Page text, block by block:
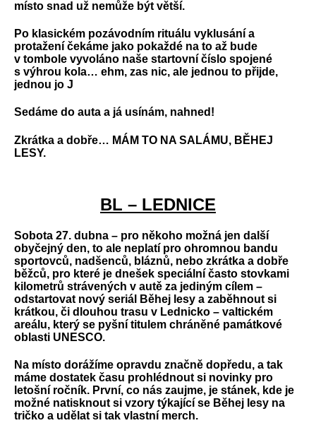
místo snad už nemůže být větší.
Po klasickém pozávodním rituálu vyklusání a
protažení čekáme jako pokaždé na to až bude
v tombole vyvoláno naše startovní číslo spojené
s výhrou kola… ehm, zas nic, ale jednou to přijde,
jednou jo J
Sedáme do auta a já usínám, nahned!
Zkrátka a dobře… MÁM TO NA SALÁMU, BĚHEJ
LESY.
BL – LEDNICE
Sobota 27. dubna – pro někoho možná jen další
obyčejný den, to ale neplatí pro ohromnou bandu
sportovců, nadšenců, bláznů, nebo zkrátka a dobře
běžců, pro které je dnešek speciální často stovkami
kilometrů strávených v autě za jediným cílem –
odstartovat nový seriál Běhej lesy a zaběhnout si
krátkou, či dlouhou trasu v Lednicko – valtickém
areálu, který se pyšní titulem chráněné památkové
oblasti UNESCO.
Na místo dorážíme opravdu značně dopředu, a tak
máme dostatek času prohlédnout si novinky pro
letošní ročník. První, co nás zaujme, je stánek, kde je
možné natisknout si vzory týkající se Běhej lesy na
tričko a udělat si tak vlastní merch.